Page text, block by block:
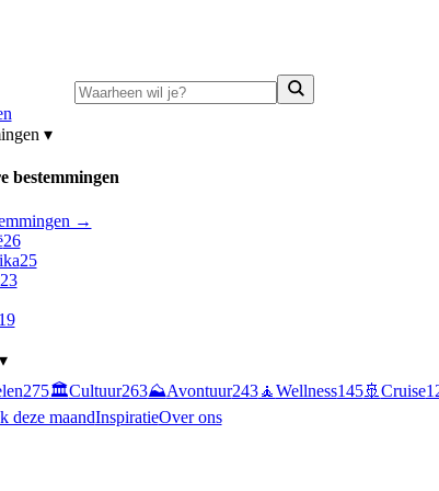
▾
bestemmingen
→
26
25
23
19
▾
275🏛️Cultuur263⛰️Avontuur243🧘Wellness145🚢 Cruise
deze maandInspiratieOver ons